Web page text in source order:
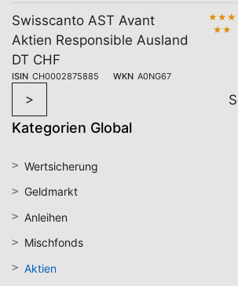
Swisscanto AST Avant
Aktien Responsible Ausland
DT CHF
ISIN CH0002875885 WKN A0NG67
★ ★ ★
★ ★
>
Kategorien Global
Wertsicherung
Geldmarkt
Anleihen
Mischfonds
Aktien